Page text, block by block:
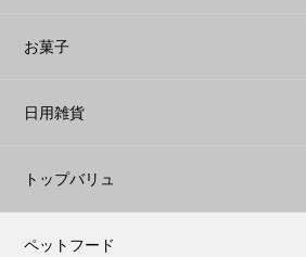
お菓子
日用雑貨
トップバリュ
ペットフード